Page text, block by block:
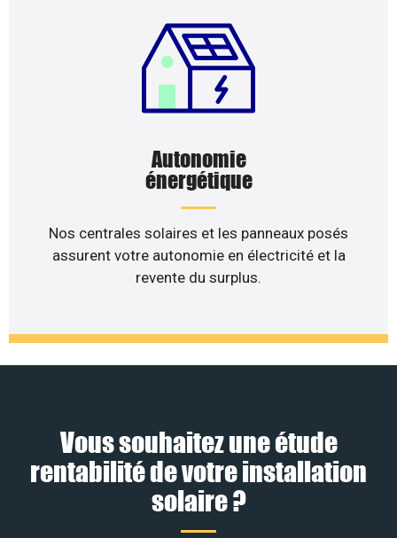
Autonomie
énergétique
Nos centrales solaires et les panneaux posés
assurent votre autonomie en électricité et la
revente du surplus.
Vous souhaitez une étude
rentabilité de votre installation
solaire ?